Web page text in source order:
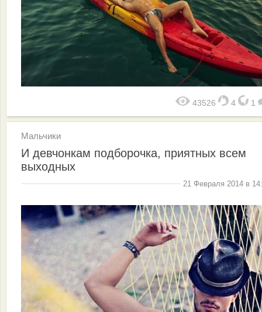
43526 4 1
Мальчики
И девчонкам подборочка, приятных всем
выходных
21 Февраля 2014 в